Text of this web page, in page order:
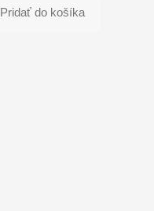
Pridať do košíka